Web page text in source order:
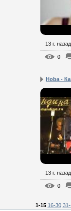
13 г. назад
0
Hoba -
13 г. назад
0
1-15 16-30